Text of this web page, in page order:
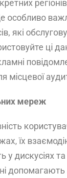
особливо
які
ці
місцевої
мереж
їх
у дискусіях
допомагають